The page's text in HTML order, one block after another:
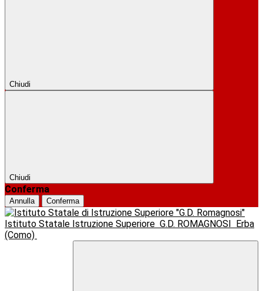
Chiudi
Chiudi
Conferma
Annulla Conferma
Istituto Statale Istruzione Superiore G.D. ROMAGNOSI
Erba
(Como)